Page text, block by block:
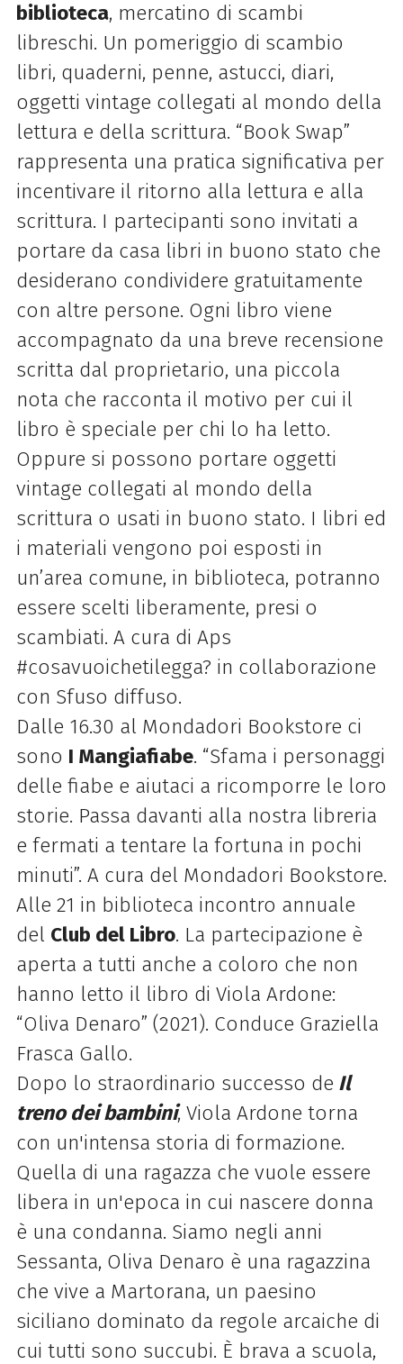
biblioteca, mercatino di scambi
libreschi. Un pomeriggio di scambio
libri, quaderni, penne, astucci, diari,
oggetti vintage collegati al mondo della
lettura e della scrittura. “Book Swap”
rappresenta una pratica significativa per
incentivare il ritorno alla lettura e alla
scrittura. I partecipanti sono invitati a
portare da casa libri in buono stato che
desiderano condividere gratuitamente
con altre persone. Ogni libro viene
accompagnato da una breve recensione
scritta dal proprietario, una piccola
nota che racconta il motivo per cui il
libro è speciale per chi lo ha letto.
Oppure si possono portare oggetti
vintage collegati al mondo della
scrittura o usati in buono stato. I libri ed
i materiali vengono poi esposti in
un’area comune, in biblioteca, potranno
essere scelti liberamente, presi o
scambiati. A cura di Aps
#cosavuoichetilegga? in collaborazione
con Sfuso diffuso.
Dalle 16.30 al Mondadori Bookstore ci
sono I Mangiafiabe. “Sfama i personaggi
delle fiabe e aiutaci a ricomporre le loro
storie. Passa davanti alla nostra libreria
e fermati a tentare la fortuna in pochi
minuti”. Acura del Mondadori Bookstore.
Alle 21 in biblioteca incontro annuale
del Club del Libro. La partecipazione è
aperta a tutti anche a coloro che non
hanno letto il libro di Viola Ardone:
“Oliva Denaro” (2021). Conduce Graziella
Frasca Gallo.
Dopo lo straordinario successo de Il
treno dei bambini, Viola Ardone torna
con un'intensa storia di formazione.
Quella di una ragazza che vuole essere
libera in un'epoca in cui nascere donna
è una condanna. Siamo negli anni
Sessanta, Oliva Denaro è una ragazzina
che vive a Martorana, un paesino
siciliano dominato da regole arcaiche di
cui tutti sono succubi. È brava a scuola,